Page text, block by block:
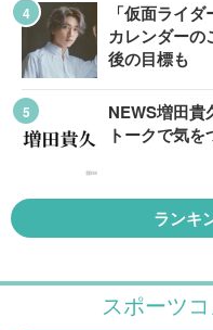
「仮面ライ
カレンダーの
後の目標も
NEWS増田貴
トークで気
ランキ